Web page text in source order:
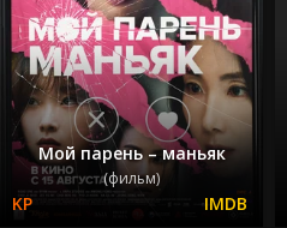
Мой парень – маньяк
(фильм)